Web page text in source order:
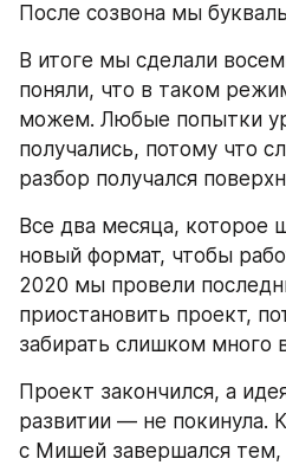
После созвона мы
В итоге мы сделали
поняли, что в таком
можем. Любые попытки
получались, потому что
разбор получался
Все два месяца, которое
новый формат, чтобы
2020 мы провели
приостановить проект,
забирать слишком много
Проект закончился, а
развитии — не покинула.
с Мишей завершался тем,